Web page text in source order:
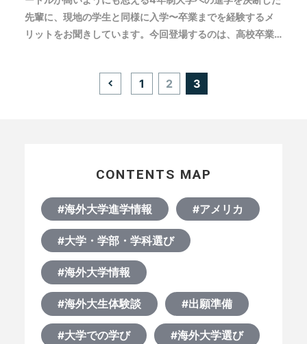
先輩に、現地の学生と同様に入学〜卒業までを経験するメ
リットをお聞きしています。今回登場するのは、高校卒業
ーを経て渡米した今、海外大進学の価値をどのように捉え
1 2 3
CONTENTS MAP
#海外大学進学情報 #アメリカ
#大学・学部・学科選び
#海外大学情報
#海外大生体験談 #出願準備
#大学での学び #海外大学選び